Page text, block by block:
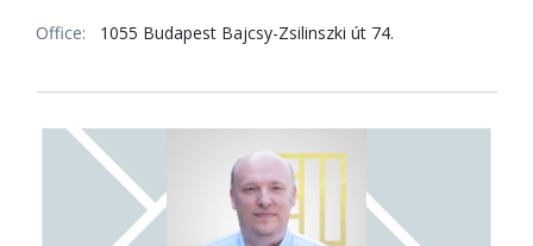
Office:
1055 Budapest Bajcsy-Zsilinszki út 74.